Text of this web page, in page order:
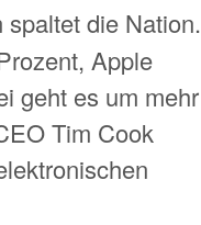
spaltet die Nation.
Apple
geht es um mehr
Tim Cook